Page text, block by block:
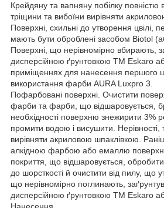
Крейдяну та вапняну побілку повністю
тріщини та вибоїни вирівняти
Поверхні, схильні до утворення цвілі,
мають бути оброблені засобом Biotol
Поверхні, що нерівномірно вбирають,
дисперсійною ґрунтовкою TM Eskaro
приміщеннях для нанесення першого
використання фарби AURA Luxpro 3.
Пофарбовані поверхні. Очистити
фарби та фарби, що відшаровується,
необхідності поверхню знежирити 3%
промити водою і висушити. Нерівності,
вирівняти акриловою шпаклівкою.
алкідною фарбою або емаллю поверхні
покриття, що відшаровується,
до шорсткості й очистити від пилу, що
що нерівномірно поглинають,
дисперсійною ґрунтовкою TM Eskaro
Нанесення